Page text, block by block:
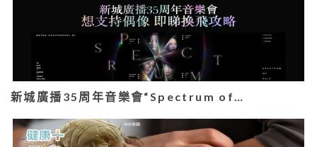
新城廣播35周年音樂會“Spectrum of…